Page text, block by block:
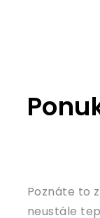
Poznáte to
neustále